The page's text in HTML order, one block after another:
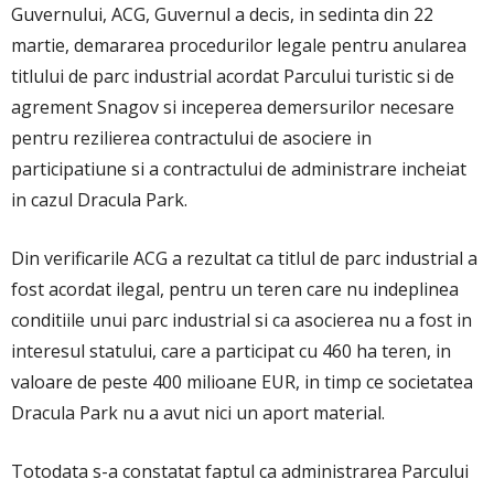
Guvernului, ACG, Guvernul a decis, in sedinta din 22
martie, demararea procedurilor legale pentru anularea
titlului de parc industrial acordat Parcului turistic si de
agrement Snagov si inceperea demersurilor necesare
pentru rezilierea contractului de asociere in
participatiune si a contractului de administrare incheiat
in cazul Dracula Park.
Din verificarile ACG a rezultat ca titlul de parc industrial a
fost acordat ilegal, pentru un teren care nu indeplinea
conditiile unui parc industrial si ca asocierea nu a fost in
interesul statului, care a participat cu 460 ha teren, in
valoare de peste 400 milioane EUR, in timp ce societatea
Dracula Park nu a avut nici un aport material.
Totodata s-a constatat faptul ca administrarea Parcului